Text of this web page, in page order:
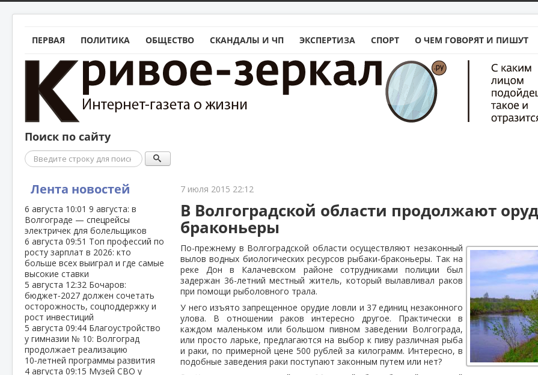
ПЕРВАЯ ПОЛИТИКА ОБЩЕСТВО СКАНДАЛЫ И ЧП ЭКСПЕРТИЗА СПОРТ О ЧЕМ ГОВОРЯТ И ПИШУТ
Поиск по сайту
Поиск
Лента новостей
6 августа 10:01 9 августа: в
Волгограде — спецрейсы
электричек для болельщиков
6 августа 09:51 Топ профессий по
росту зарплат в 2026: кто
больше всех выиграл и где самые
высокие ставки
5 августа 12:32 Бочаров:
бюджет‑2027 должен сочетать
осторожность, соцподдержку и
рост инвестиций
5 августа 09:44 Благоустройство
у гимназии № 10: Волгоград
продолжает реализацию
10‑летней программы развития
4 августа 09:15 Музей СВО у
7 июля 2015 22:12
В Волгоградской области продолжают
браконьеры
По-прежнему в Волгоградской области осуществляют незаконный
вылов водных биологических ресурсов рыбаки-браконьеры. Так на
реке Дон в Калачевском районе сотрудниками полиции был
задержан 36-летний местный житель, который вылавливал раков
при помощи рыболовного трала.
У него изъято запрещенное орудие ловли и 37 единиц незаконного
улова. В отношении раков интересно другое. Практически в
каждом маленьком или большом пивном заведении Волгограда,
или просто ларьке, предлагаются на выбор к пиву различная рыба
и раки, по примерной цене 500 рублей за килограмм. Интересно, в
подобные заведения раки поступают законным путем или нет?